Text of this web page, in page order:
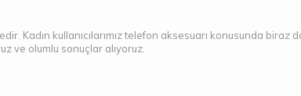
Kadın kullanıcılarımız telefon aksesuarı konusunda
ve olumlu sonuçlar alıyoruz.